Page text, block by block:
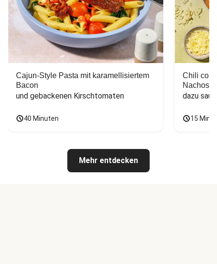
Cajun-Style Pasta mit karamellisiertem
Bacon
und gebackenen Kirschtomaten
40 Minuten
Chili con
Nachos
dazu
15
Mehr entdecken